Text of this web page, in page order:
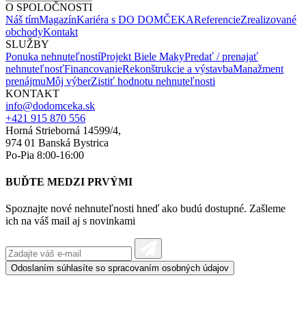
O SPOLOČNOSTI
Náš tímMagazínKariéra s DO DOMČEKAReferencieZrealizované
obchodyKontakt
SLUŽBY
Ponuka nehnuteľnostíProjekt Biele MakyPredať / prenajať
nehnuteľnosťFinancovanieRekonštrukcie a výstavbaManažment
prenájmuMôj výberZistiť hodnotu nehnuteľnosti
KONTAKT
info@dodomceka.sk
+421 915 870 556
Horná Strieborná 14599/4,
974 01 Banská Bystrica
Po-Pia 8:00-16:00
BUĎTE MEDZI PRVÝMI
Spoznajte nové nehnuteľnosti hneď ako budú dostupné. Zašleme
ich na váš mail aj s novinkami
Odoslaním súhlasíte so spracovaním osobných údajov